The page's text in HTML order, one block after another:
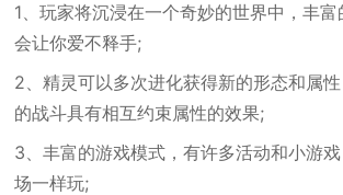
1、玩家将沉浸在一个奇妙的世界中，丰
会让你爱不释手;
2、精灵可以多次进化获得新的形态和属
的战斗具有相互约束属性的效果;
3、丰富的游戏模式，有许多活动和小游
场一样玩;